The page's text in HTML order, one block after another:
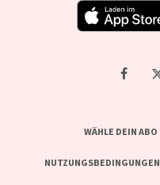
WÄHLE DEIN ABO
NUTZUNGSBEDINGUNGEN